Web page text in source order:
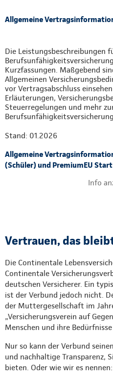
Allgemeine
Die Leistungsbeschreibungen
Kurzfassungen. Maßgebend
Allgemeinen
vor Vertragsabschluss
Erläuterungen,
Steuerregelungen und mehr
Stand: 01.2026
Allgemeine
(Schüler) und PremiumEU Start
Info
Vertrauen, das
Die Continentale
Continentale
deutschen Versicherer. Ein
ist der Verbund jedoch nicht.
der Muttergesellschaft im
„Versicherungsverein auf
Menschen und ihre
Nur so kann der Verbund
und nachhaltige Transparenz,
bieten. Oder wie wir es nennen: